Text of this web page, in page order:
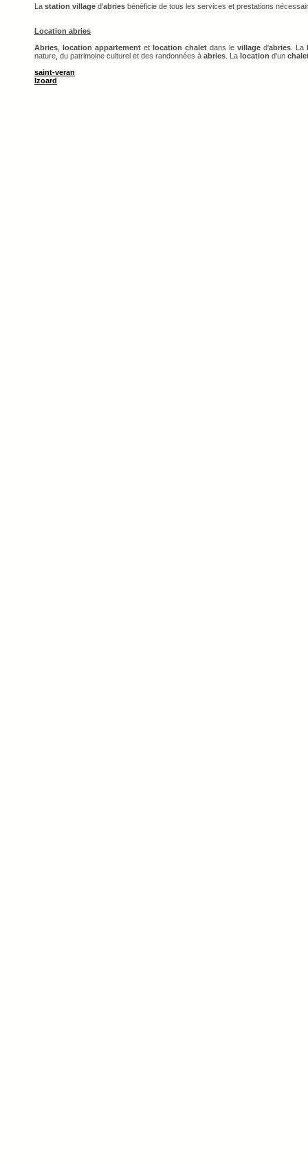
La station village d'abries bénéficie de tous les services et prestations
Location abries
Abries ,location appartement etlocation chalet dans levillage d'abries . La
nature, du patrimoine culturel et des randonnées à abries . La location d'un
saint-veran
Izoard